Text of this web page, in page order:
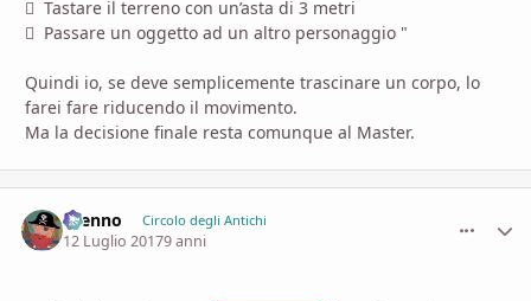
 Tastare il terreno con un’asta di 3 metri
 Passare un oggetto ad un altro personaggio "
Quindi io, se deve semplicemente trascinare un corpo, lo
farei fare riducendo il movimento.
Ma la decisione finale resta comunque al Master.
Brenno Circolo degli Antichi
12 Luglio 20179 anni